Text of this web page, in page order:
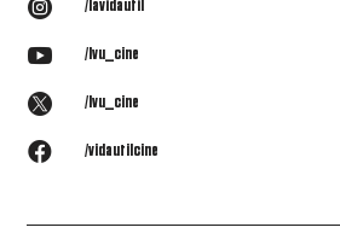
 /lavidautil
 /lvu_cine
 /lvu_cine
 /vidautilcine